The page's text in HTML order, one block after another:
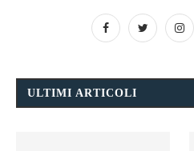
ULTIMI ARTICOLI